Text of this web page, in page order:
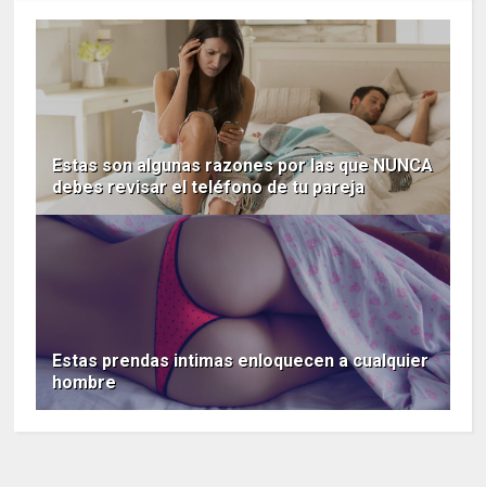
Estas son algunas razones por las que NUNCA
debes revisar el teléfono de tu pareja
Estas prendas intimas enloquecen a cualquier
hombre